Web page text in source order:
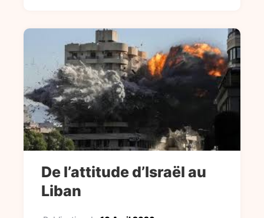
De l’attitude d’Israël au
Liban